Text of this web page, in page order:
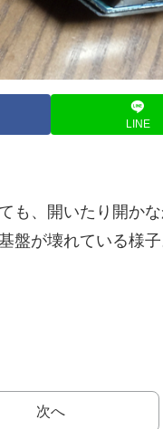
LINE
も、開いたり開か
盤が壊れている様
次へ